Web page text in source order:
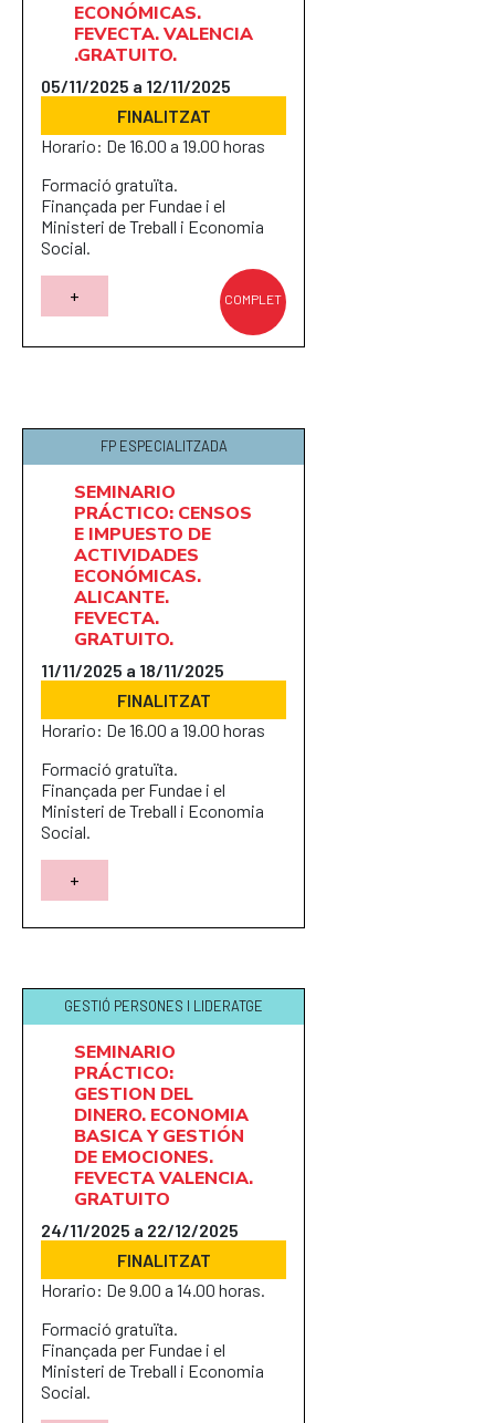
ECONÓMICAS.
FEVECTA. VALENCIA
.GRATUITO.
05/11/2025 a 12/11/2025
FINALITZAT
Horario: De 16.00 a 19.00 horas
Formació gratuïta.
Finançada per Fundae i el
Ministeri de Treball i Economia
Social.
COMPLET
+
FP ESPECIALITZADA
SEMINARIO
PRÁCTICO: CENSOS
E IMPUESTO DE
ACTIVIDADES
ECONÓMICAS.
ALICANTE.
FEVECTA.
GRATUITO.
11/11/2025 a 18/11/2025
FINALITZAT
Horario: De 16.00 a 19.00 horas
Formació gratuïta.
Finançada per Fundae i el
Ministeri de Treball i Economia
Social.
+
GESTIÓ PERSONES I LIDERATGE
SEMINARIO
PRÁCTICO:
GESTION DEL
DINERO. ECONOMIA
BASICA Y GESTIÓN
DE EMOCIONES.
FEVECTA VALENCIA.
GRATUITO
24/11/2025 a 22/12/2025
FINALITZAT
Horario: De 9.00 a 14.00 horas.
Formació gratuïta.
Finançada per Fundae i el
Ministeri de Treball i Economia
Social.